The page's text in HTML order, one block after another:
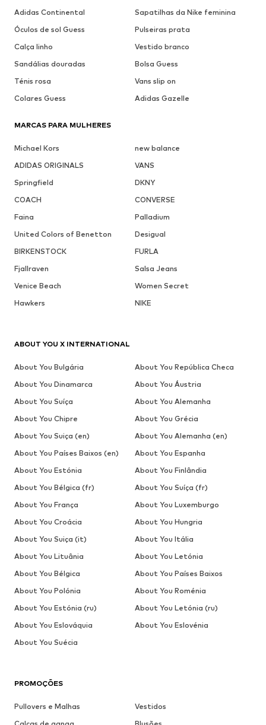
Adidas Continental
Sapatilhas da Nike feminina
Óculos de sol Guess
Pulseiras prata
Calça linho
Vestido branco
Sandálias douradas
Bolsa Guess
Ténis rosa
Vans slip on
Colares Guess
Adidas Gazelle
MARCAS PARA MULHERES
Michael Kors
new balance
ADIDAS ORIGINALS
VANS
Springfield
DKNY
COACH
CONVERSE
Faina
Palladium
United Colors of Benetton
Desigual
BIRKENSTOCK
FURLA
Fjallraven
Salsa Jeans
Venice Beach
Women Secret
Hawkers
NIKE
PROMOÇÕES
Pullovers e Malhas
Vestidos
ABOUT YOU X INTERNATIONAL
About You Bulgária
About You República Checa
About You Dinamarca
About You Áustria
About You Suíça
About You Alemanha
About You Chipre
About You Grécia
About You Suiça (en)
About You Alemanha (en)
About You Países Baixos (en)
About You Espanha
About You Estónia
About You Finlândia
About You Bélgica (fr)
About You Suíça (fr)
About You França
About You Luxemburgo
About You Croácia
About You Hungria
About You Suiça (it)
About You Itália
About You Lituânia
About You Letónia
About You Bélgica
About You Países Baixos
About You Polónia
About You Roménia
About You Estónia (ru)
About You Letónia (ru)
About You Eslováquia
About You Eslovénia
About You Suécia